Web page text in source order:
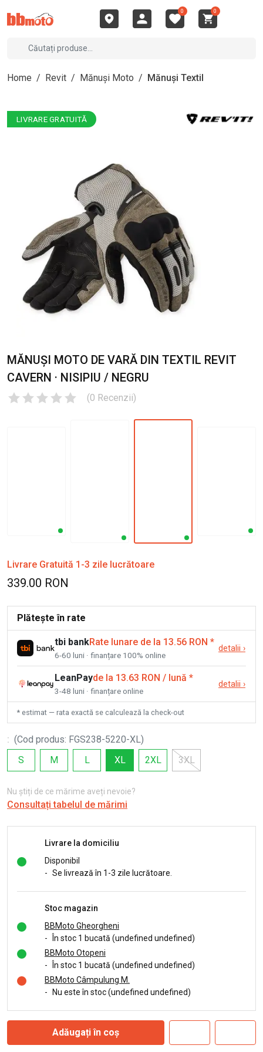
0 0
Home / Revit / Mănuși Moto / Mănuși Textil
LIVRARE GRATUITĂ
MĂNUȘI MOTO DE VARĂ DIN TEXTIL REVIT
CAVERN · NISIPIU / NEGRU
(0 Recenzii)
Livrare Gratuită 1-3 zile lucrătoare
339.00 RON
Plătește în rate
tbi bankRate lunare de la 13.56 RON *
6-60 luni · finanțare 100% online
detalii ›
LeanPayde la 13.63 RON / lună *
3-48 luni · finanțare online
detalii ›
* estimat — rata exactă se calculează la check-out
: (Cod produs: FGS238-5220-XL)
S
M L XL 2XL 3XL
Nu știți de ce mărime aveți nevoie?
Consultați tabelul de mărimi
Livrare la domiciliu
Disponibil
- Se livrează în 1-3 zile lucrătoare.
Stoc magazin
BBMoto Gheorgheni
-
În stoc 1 bucată (undefined undefined)
BBMoto Otopeni
-
În stoc 1 bucată (undefined undefined)
BBMoto Câmpulung M.
-
Nu este în stoc (undefined undefined)
Adăugați în coș